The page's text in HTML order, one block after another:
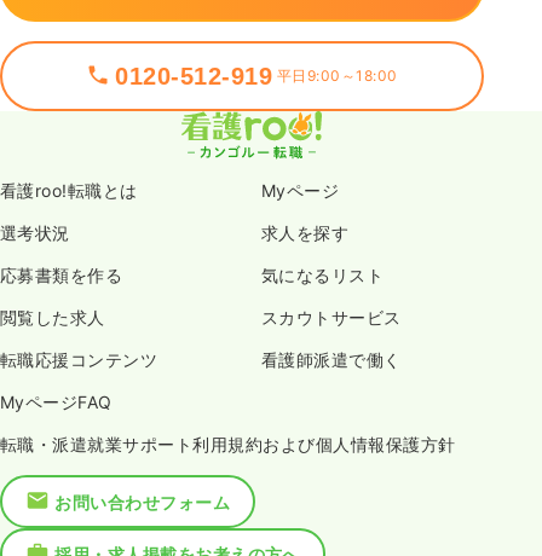
0120-512-919 平日9:00～18:00
看護roo!転職とは Myページ
選考状況 求人を探す
応募書類を作る 気になるリスト
閲覧した求人 スカウトサービス
転職応援コンテンツ 看護師派遣で働く
MyページFAQ
転職・派遣就業サポート利用規約および個人情報保護方針
お問い合わせフォーム